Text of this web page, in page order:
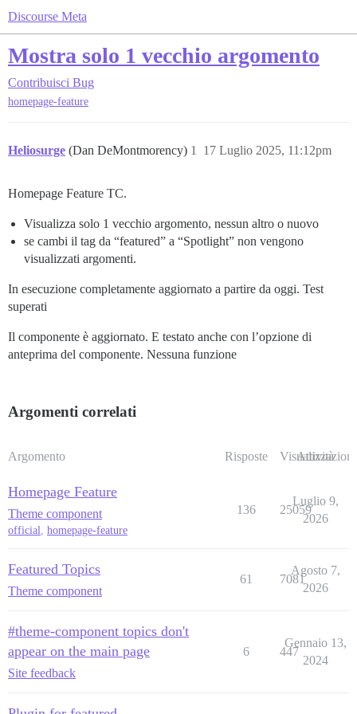
Discourse Meta
Mostra solo 1 vecchio argomento
Contribuisci Bug
homepage-feature
Heliosurge (Dan DeMontmorency) 17 Luglio 2025, 11:12pm
1
Homepage Feature TC.
Visualizza solo 1 vecchio argomento, nessun altro o nuovo
se cambi il tag da “featured” a “Spotlight” non vengono
visualizzati argomenti.
In esecuzione completamente aggiornato a partire da oggi. Test
superati
Il componente è aggiornato. E testato anche con l’opzione di
anteprima del componente. Nessuna funzione
Argomenti correlati
Argomento Risposte Visualizzazioni
Attività
Homepage Feature
Theme component
official, homepage-feature
136 25059
Luglio 9,
2026
Featured Topics
Theme component
61 7081
Agosto 7,
2026
#theme-component topics don't
appear on the main page
Site feedback
6 447
Gennaio 13,
2024